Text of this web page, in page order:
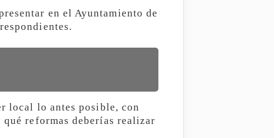
en el Ayuntamiento de
local lo antes posible, con
reformas deberías realizar